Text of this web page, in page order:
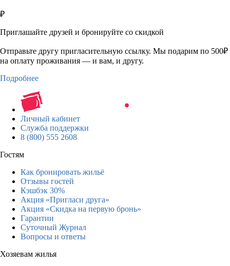
₽
Приглашайте друзей и бронируйте со скидкой
Отправьте другу пригласительную ссылку. Мы подарим по 500₽
на оплату проживания — и вам, и другу.
Подробнее
Личный кабинет
Служба поддержки
8 (800) 555 2608
Гостям
Как бронировать жильё
Отзывы гостей
Кэшбэк 30%
Акция «Пригласи друга»
Акция «Скидка на первую бронь»
Гарантии
Суточный Журнал
Вопросы и ответы
Хозяевам жилья